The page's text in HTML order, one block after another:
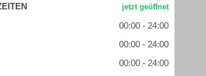
00:00 - 24:00
00:00 - 24:00
00:00 - 24:00